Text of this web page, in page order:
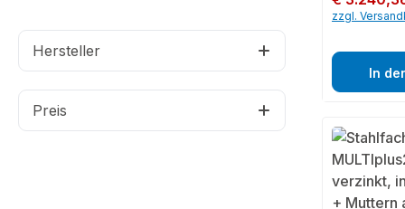
Hersteller
Preis
zzgl.
In